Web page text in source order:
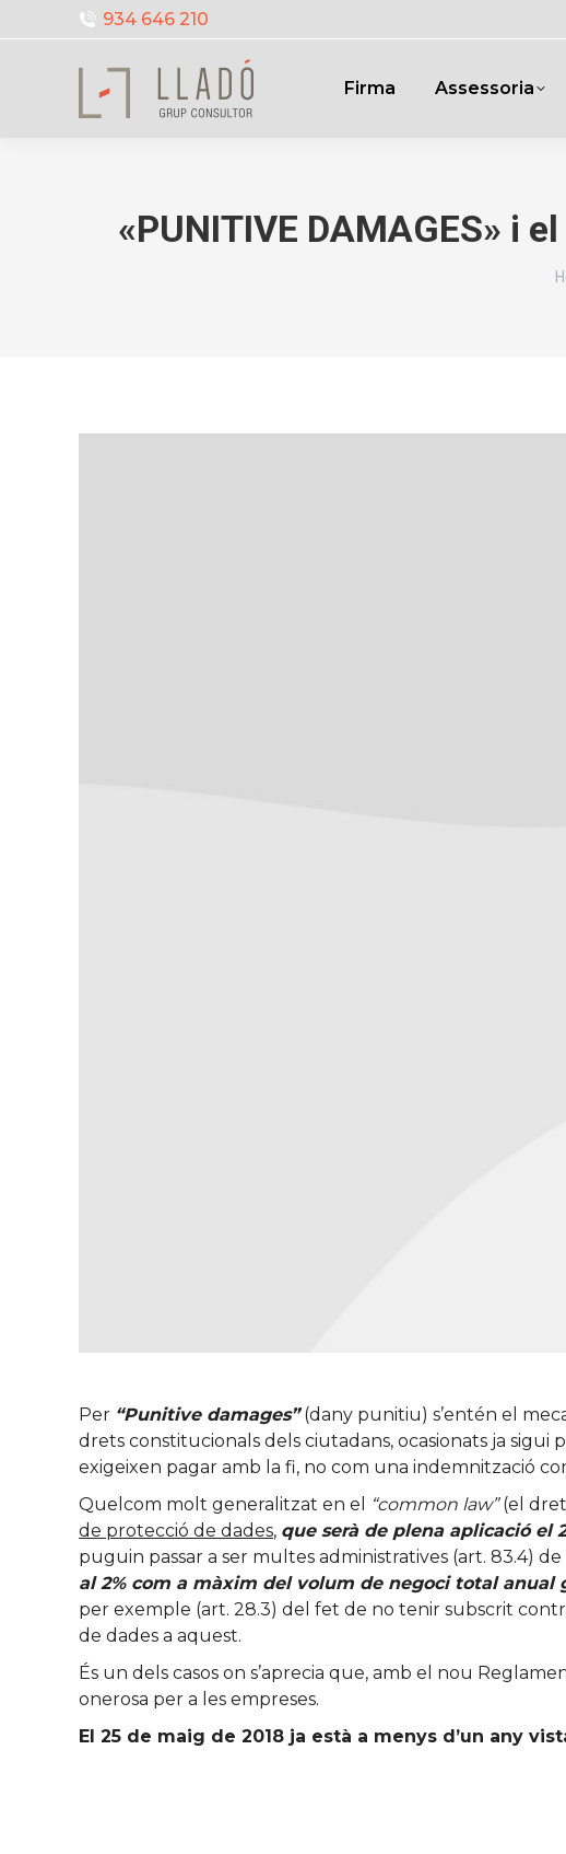
934 646 210
Firma Assessoria
«PUNITIVE DAMAGES» i
Per “Punitive damages”(dany punitiu) s’entén el
drets constitucionals dels ciutadans, ocasionats ja
exigeixen pagar amb la fi, no com una indemnització
Quelcom molt generalitzat en el
“common law”(el dret
de protecció de dades, que serà de plena aplicació el
puguin passar a ser multes administratives (art. 83.4) de
al 2% com a màxim del volum de negoci total
per exemple (art. 28.3) del fet de no tenir subscrit
de dades a aquest.
És un dels casos on s’aprecia que, amb el nou
onerosa per a les empreses.
El 25 de maig de 2018 ja està a menys d’un any